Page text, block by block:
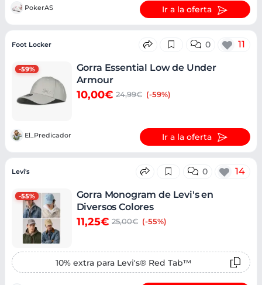
PokerAS Ir a la oferta
-59%
Foot Locker 0 11
Gorra Essential Low de Under
Armour
10,00€ 24,99€ (-59%)
El_Predicador Ir a la oferta
-55%
Levi's 0 14
Gorra Monogram de Levi's en
Diversos Colores
11,25€ 25,00€ (-55%)
10% extra para Levi's® Red Tab™